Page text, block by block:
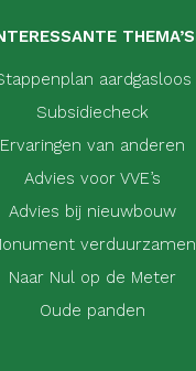
THEMA’S
aardgasloos
Subsidiecheck
Ervaringen van anderen
Advies voor VVE’s
Advies bij nieuwbouw
verduurzamen
Naar Nul op de Meter
Oude panden